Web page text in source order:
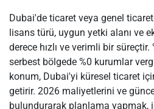
Dubai'de ticaret veya genel
lisans türü, uygun yetki alanı ve
derece hızlı ve verimli bir
serbest bölgede %0 kurumlar
konum, Dubai'yi küresel ticaret
getirir. 2026 maliyetlerini ve
bulundurarak planlama yapmak,